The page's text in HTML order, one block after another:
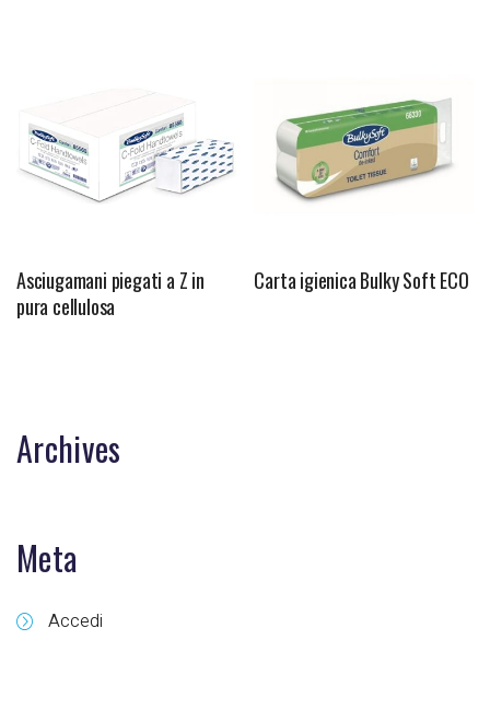
Asciugamani piegati a Z in
pura cellulosa
Carta igienica Bulky Soft ECO
Archives
Meta
Accedi